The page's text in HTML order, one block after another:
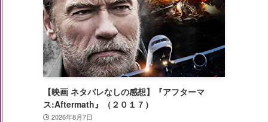
【映画 ネタバレなしの感想】『アフターマ
ス:Aftermath』（２０１７）
2026年8月7日